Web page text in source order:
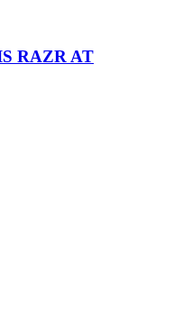
RAZR AT